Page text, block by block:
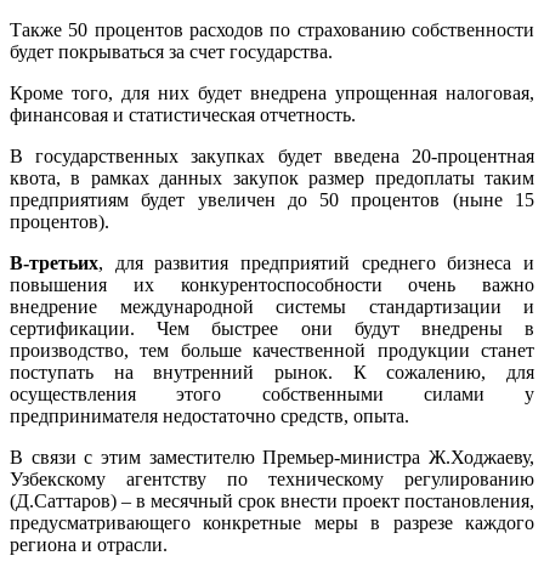
Также 50 процентов расходов по страхованию собственности
будет покрываться за счет государства.
Кроме того, для них будет внедрена упрощенная налоговая,
финансовая и статистическая отчетность.
В государственных закупках будет введена 20-процентная
квота, в рамках данных закупок размер предоплаты таким
предприятиям будет увеличен до 50 процентов (ныне 15
процентов).
В-третьих, для развития предприятий среднего бизнеса и
повышения их конкурентоспособности очень важно
внедрение международной системы стандартизации и
сертификации. Чем быстрее они будут внедрены в
производство, тем больше качественной продукции станет
поступать на внутренний рынок. К сожалению, для
осуществления этого собственными силами у
предпринимателя недостаточно средств, опыта.
В связи с этим заместителю Премьер-министра Ж.Ходжаеву,
Узбекскому агентству по техническому регулированию
(Д.Саттаров) – в месячный срок внести проект постановления,
предусматривающего конкретные меры в разрезе каждого
региона и отрасли.